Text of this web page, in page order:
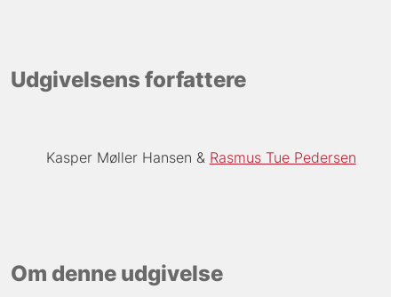
Udgivelsens forfattere
Kasper Møller Hansen Rasmus Tue Pedersen
Om denne udgivelse